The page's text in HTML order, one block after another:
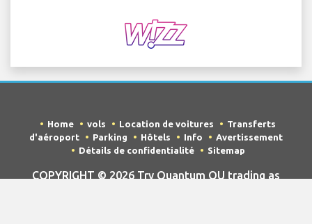
Home vols Location de voitures
Transferts
d'aéroport
Parking Hôtels Info
Avertissement
Détails de confidentialité
Sitemap
COPYRIGHT © 2026 Try Quantum OU trading as